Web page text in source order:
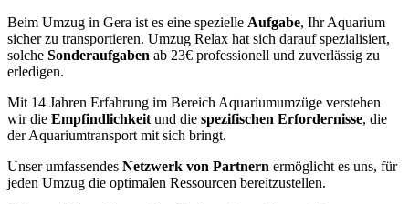
Beim Umzug in Gera ist es eine spezielle Aufgabe, Ihr Aquarium
sicher zu transportieren. Umzug Relax hat sich darauf spezialisiert,
solche Sonderaufgaben ab 23€ professionell und zuverlässig zu
erledigen.
Mit 14 Jahren Erfahrung im Bereich Aquariumumzüge verstehen
wir die Empfindlichkeit und die spezifischen Erfordernisse, die
der Aquariumtransport mit sich bringt.
Unser umfassendes Netzwerk von Partnern ermöglicht es uns, für
jeden Umzug die optimalen Ressourcen bereitzustellen.